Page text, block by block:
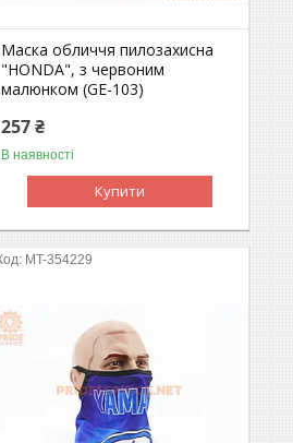
Маска обличчя пилозахисна
"HONDA", з червоним
малюнком (GE-103)
257 ₴
В наявності
Купити
MT-354229